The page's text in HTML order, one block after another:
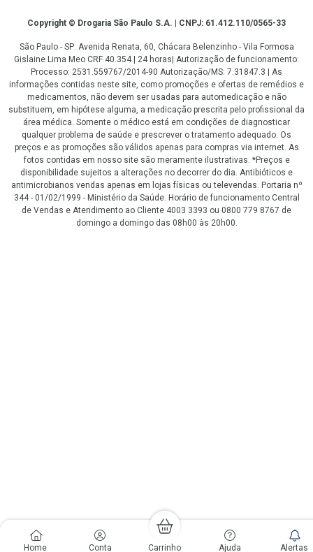
Home Conta Carrinho Ajuda Alertas
CopyrightCopyright © Drogaria São Paulo S.A. | CNPJ: 61.412.110/0565-33
São Paulo - SP: Avenida Renata, 60, Chácara Belenzinho - Vila Formosa
Gislaine Lima Meo CRF 40.354 | 24 horas| Autorização de funcionamento:
Processo: 2531.559767/2014-90 Autorização/MS: 7.31847.3 | As
informações contidas neste site, como promoções e ofertas de remédios e
medicamentos, não devem ser usadas para automedicação e não
substituem, em hipótese alguma, a medicação prescrita pelo profissional da
área médica. Somente o médico está em condições de diagnosticar
qualquer problema de saúde e prescrever o tratamento adequado. Os
preços e as promoções são válidos apenas para compras via internet. As
fotos contidas em nosso site são meramente ilustrativas. *Preços e
disponibilidade sujeitos a alterações no decorrer do dia. Antibióticos e
antimicrobianos vendas apenas em lojas físicas ou televendas. Portaria nº
344 - 01/02/1999 - Ministério da Saúde. Horário de funcionamento Central
de Vendas e Atendimento ao Cliente 4003 3393 ou 0800 779 8767 de
domingo a domingo das 08h00 às 20h00.